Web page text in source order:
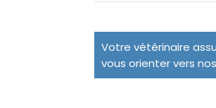
Votre vétérinaire
vous orienter vers